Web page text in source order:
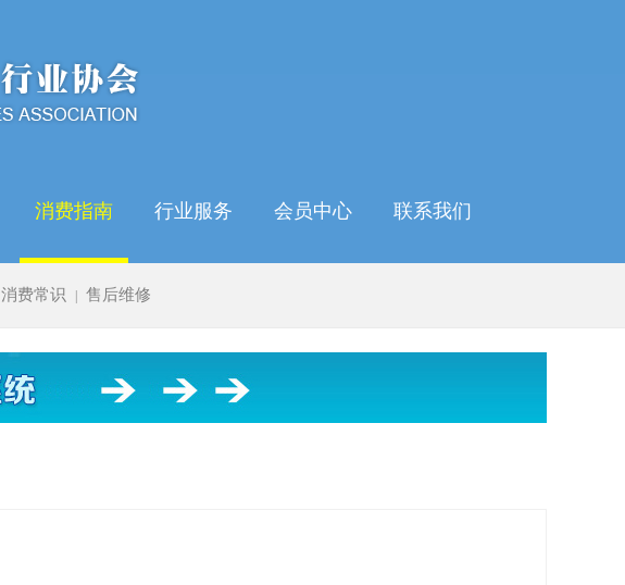
消费指南
消费常识 售后维修
行业服务 会员中心 联系我们